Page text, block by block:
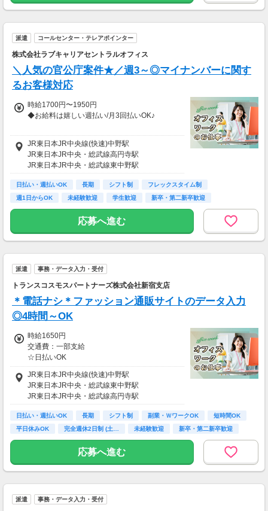
派遣 コールセンター・テレアポインター
株式会社ラブキャリアセントラルオフィス
＼人気の官公庁案件★／週3～◎マイナンバーに関す
るお客様対応
時給1700円〜1950円
◆お給料は嬉しい週払い/月3回払いOK♪
《収入例》
◆週3日、実働8hの場合
時給1,700円 × 8h
＝【日収1万3,600円】
＝【月収16万3,200円】
◆週5日、実働8hの場合
時給1,700円 × 8h
日収1万3,600円 × 22日勤務
■□■━…‥‥…━…‥‥…━…‥
「在宅ワーク、飽きちゃった…」
「レアなお仕事ないかな？」
「期間限定の高時給狙い！」
↓
まずはWEBから簡単登録を！
━…‥‥…━…‥‥…━…‥□■□
JR東日本JR中央線(快速)中野駅
JR東日本JR中央・総武線高円寺駅
JR東日本JR中央・総武線東中野駅
日払い・週払いOK 長期 シフト制
フレックスタイム制
週1日からOK
未経験歓迎 学生歓迎
新卒・第二新卒歓迎
主婦(夫)歓迎
応募へ進む
派遣 事務・データ入力・受付
トランスコスモスパートナーズ株式会社新宿支店
＊電話ナシ＊ファッション通販サイトのデータ入力
◎4時間～OK
時給1650円
交通費：一部支給
☆日払いOK
・交通費規程あり
JR東日本JR中央線(快速)中野駅
JR東日本JR中央・総武線東中野駅
JR東日本JR中央・総武線高円寺駅
日払い・週払いOK 長期 シフト制 副業・ＷワークOK
短時間OK
平日休みOK
完全週休2日制 (土… 未経験歓迎 新卒・第二新卒歓迎
応募へ進む
派遣 事務・データ入力・受付